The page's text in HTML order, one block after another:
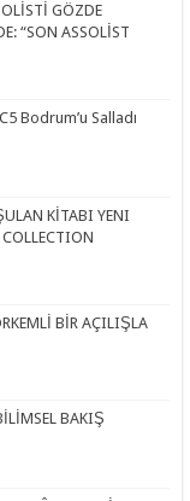
GÖZDE
“SON ASSOLİST
Bodrum’u Salladı
KİTABI YENI
BİR AÇILIŞLA
BAKIŞ